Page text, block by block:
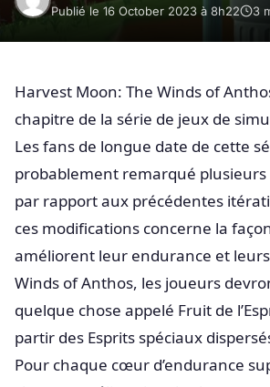
Publié le 16 October 2023 à 8h22 3
Harvest Moon: The Winds of
chapitre de la série de jeux de
Les fans de longue date de cette
probablement remarqué
par rapport aux précédentes
ces modifications concerne la
améliorent leur endurance et leurs
Winds of Anthos, les joueurs
quelque chose appelé Fruit de
partir des Esprits spéciaux
Pour chaque cœur d’endurance